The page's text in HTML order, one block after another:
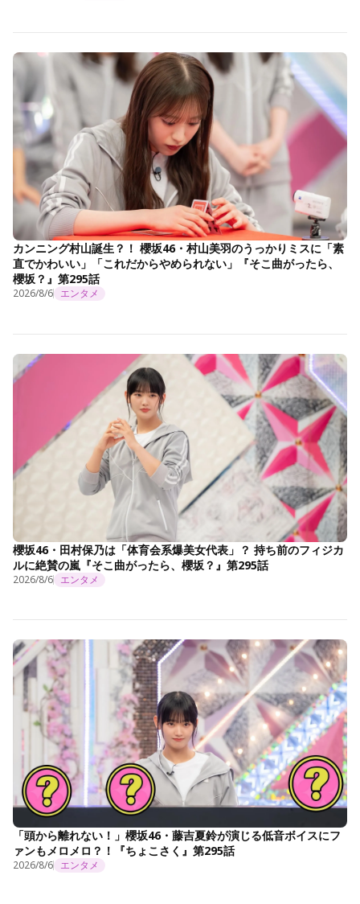
カンニング村山誕生？！ 櫻坂46・村山美羽のうっかりミスに「素
直でかわいい」「これだからやめられない」『そこ曲がったら、
櫻坂？』第295話
2026/8/6 エンタメ
櫻坂46・田村保乃は「体育会系爆美女代表」？ 持ち前のフィジカ
ルに絶賛の嵐『そこ曲がったら、櫻坂？』第295話
2026/8/6 エンタメ
「頭から離れない！」櫻坂46・藤吉夏鈴が演じる低音ボイスにフ
ァンもメロメロ？！『ちょこさく』第295話
2026/8/6 エンタメ